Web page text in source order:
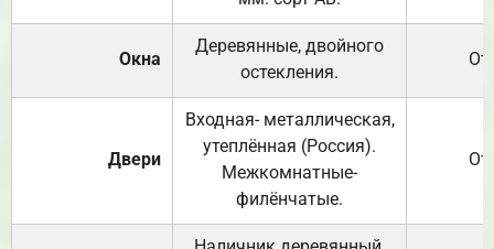
Окна
Деревянные, двойного
остекления.
Двери
Входная- металлическая,
утеплённая (Россия).
Межкомнатные-
филёнчатые.